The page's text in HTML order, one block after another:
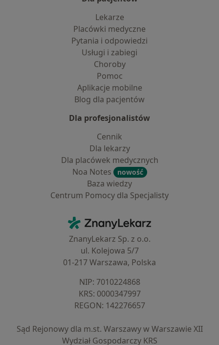
Lekarze
Placówki medyczne
Pytania i odpowiedzi
Usługi i zabiegi
Choroby
Pomoc
Aplikacje mobilne
Blog dla pacjentów
Dla profesjonalistów
Cennik
Dla lekarzy
Dla placówek medycznych
Noa Notes
nowość
Baza wiedzy
Centrum Pomocy dla Specjalisty
ZnanyLekarz - Strona główna
ZnanyLekarz Sp. z o.o.
ul. Kolejowa 5/7
01-217 Warszawa, Polska
NIP: ⁠7010224868
KRS: ⁠0000347997
REGON: ⁠142276657
Sąd Rejonowy dla m.st. Warszawy w Warszawie XII
Wydział Gospodarczy KRS